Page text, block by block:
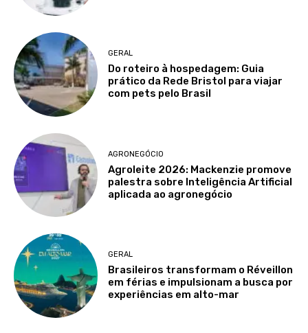
GERAL
Do roteiro à hospedagem: Guia
prático da Rede Bristol para viajar
com pets pelo Brasil
AGRONEGÓCIO
Agroleite 2026: Mackenzie promove
palestra sobre Inteligência Artificial
aplicada ao agronegócio
GERAL
Brasileiros transformam o Réveillon
em férias e impulsionam a busca por
experiências em alto-mar